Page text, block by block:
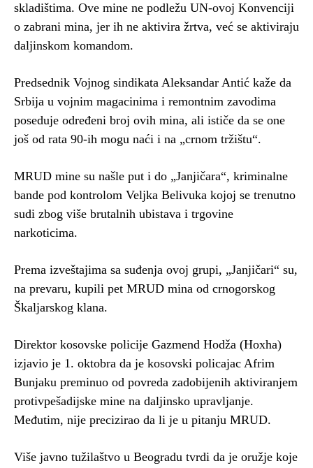
skladištima. Ove mine ne podležu UN-ovoj Konvenciji
o zabrani mina, jer ih ne aktivira žrtva, već se aktiviraju
daljinskom komandom.
Predsednik Vojnog sindikata Aleksandar Antić kaže da
Srbija u vojnim magacinima i remontnim zavodima
poseduje određeni broj ovih mina, ali ističe da se one
još od rata 90-ih mogu naći i na „crnom tržištu“.
MRUD mine su našle put i do „Janjičara“, kriminalne
bande pod kontrolom Veljka Belivuka kojoj se trenutno
sudi zbog više brutalnih ubistava i trgovine
narkoticima.
Prema izveštajima sa suđenja ovoj grupi, „Janjičari“ su,
na prevaru, kupili pet MRUD mina od crnogorskog
Škaljarskog klana.
Direktor kosovske policije Gazmend Hodža (Hoxha)
izjavio je 1. oktobra da je kosovski policajac Afrim
Bunjaku preminuo od povreda zadobijenih aktiviranjem
protivpešadijske mine na daljinsko upravljanje.
Međutim, nije precizirao da li je u pitanju MRUD.
Više javno tužilaštvo u Beogradu tvrdi da je oružje koje